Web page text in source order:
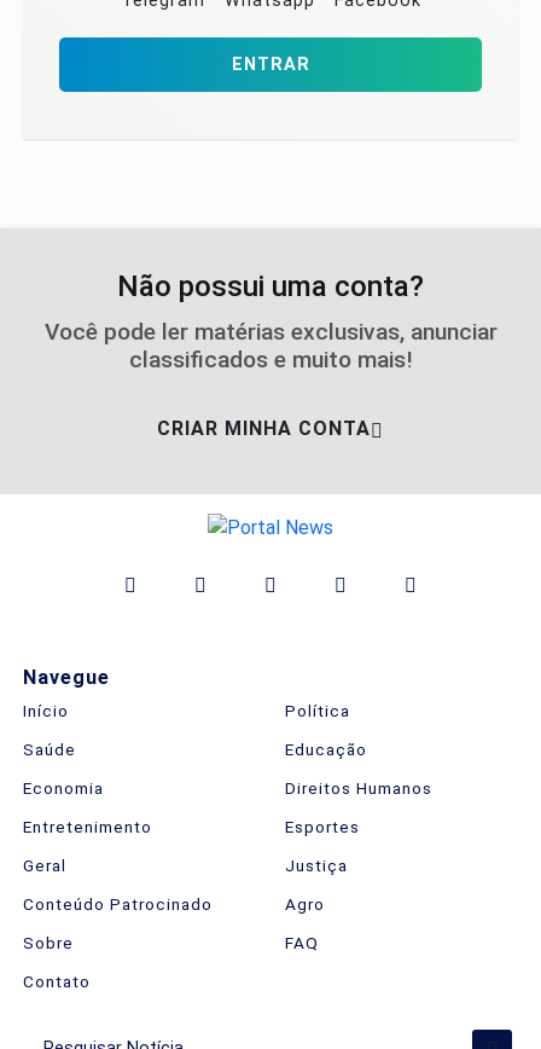
ENTRAR
Não possui uma conta?
Você pode ler matérias exclusivas, anunciar
classificados e muito mais!
CRIAR MINHA CONTA
Navegue
Início
Política
Saúde
Educação
Economia
Direitos Humanos
Entretenimento
Esportes
Geral
Justiça
Conteúdo Patrocinado
Agro
Sobre
FAQ
Contato